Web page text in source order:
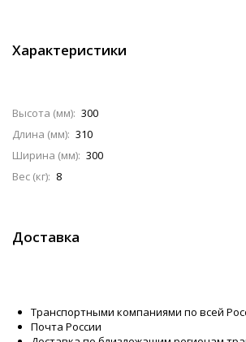
Характеристики
Высота (мм): 300
Длина (мм): 310
Ширина (мм): 300
Вес (кг): 8
Доставка
Транспортными компаниями по всей
Почта России